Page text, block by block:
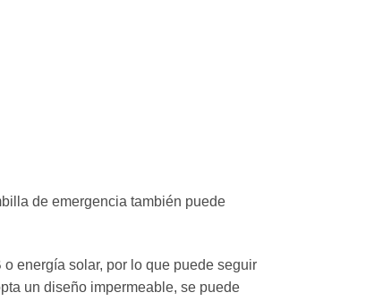
de emergencia también puede
energía solar, por lo que puede seguir
un diseño impermeable, se puede